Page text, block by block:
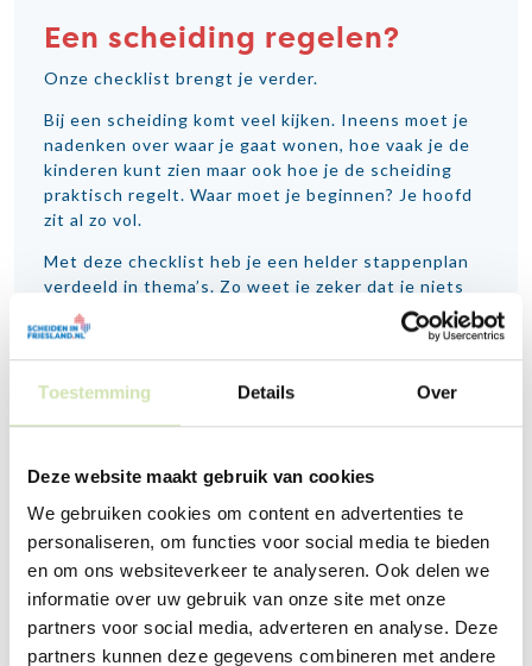
Toestemming Details Over
Deze website maakt gebruik van cookies
We gebruiken cookies om content en advertenties te
personaliseren, om functies voor social media te bieden
en om ons websiteverkeer te analyseren. Ook delen we
informatie over uw gebruik van onze site met onze
partners voor social media, adverteren en analyse. Deze
partners kunnen deze gegevens combineren met andere
Een scheiding regelen?
Onze checklist brengt je verder.
Bij een scheiding komt veel kijken. Ineens moet je
nadenken over waar je gaat wonen, hoe vaak je de
kinderen kunt zien maar ook hoe je de scheiding
praktisch regelt. Waar moet je beginnen? Je hoofd
zit al zo vol.
Met deze checklist heb je een helder stappenplan
verdeeld in thema’s. Zo weet je zeker dat je niets
vergeet en krijg je iets meer overzicht.
Checklist scheiding regelen
❝
Er gebeurt zoveel dat je niet weet waar
je moet beginnen. Een checklist geeft
houvast in een turbulente tijd waarin er
heel veel op je afkomt.
❞